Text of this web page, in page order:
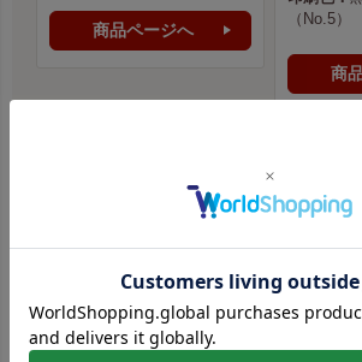
商品ページへ
（No.5）
商